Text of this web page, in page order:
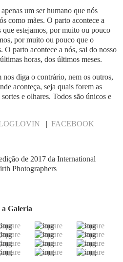
um ser humano que nós
como mães. O parto acontece a
estejamos, por muito ou pouco
por muito ou pouco que o
O parto acontece a nós, sai do nosso
horas, dos últimos meses.
diga o contrário, nem os outros,
aconteça, seja quais forem as
e olhares. Todos são únicos e
| FACEBOOK
de 2017 da International
Photographers
Galeria